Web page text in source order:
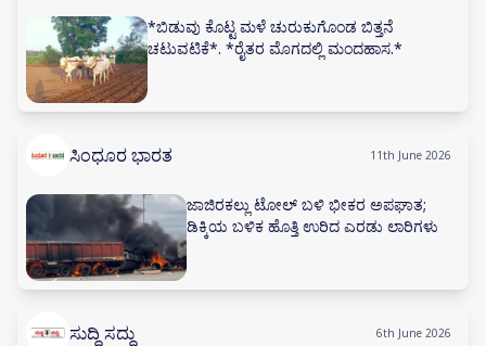
*ಬಿಡುವು ಕೊಟ್ಟ ಮಳೆ ಚುರುಕುಗೊಂಡ ಬಿತ್ತನೆ
ಚಟುವಟಿಕೆ*. *ರೈತರ ಮೊಗದಲ್ಲಿ ಮಂದಹಾಸ.*
ಸಿಂಧೂರ ಭಾರತ 11th June 2026
ಜಾಜಿರಕಲ್ಲು ಟೋಲ್ ಬಳಿ ಭೀಕರ ಅಪಘಾತ;
ಡಿಕ್ಕಿಯ ಬಳಿಕ ಹೊತ್ತಿ ಉರಿದ ಎರಡು ಲಾರಿಗಳು
ಸುದ್ದಿ ಸದ್ದು 6th June 2026